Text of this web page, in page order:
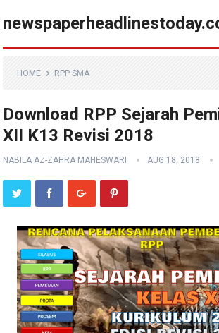
HOME RPP SMA
Download RPP Sejarah
XII K13 Revisi 2018
NABILA AZ-ZAHRA MAHESWARI AUG 18, 2018